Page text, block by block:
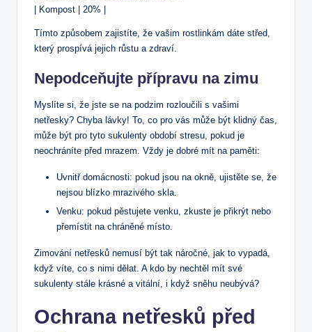
| Kompost | 20% |
Tímto způsobem zajistíte, že vašim rostlinkám dáte střed,
který prospívá jejich růstu a zdraví.
Nepodceňujte přípravu na zimu
Myslíte si, že jste se na podzim rozloučili s vašimi
netřesky? Chyba lávky! To, co pro vás může být klidný čas,
může být pro tyto sukulenty období stresu, pokud je
neochráníte před mrazem. Vždy je dobré mít na paměti:
Uvnitř domácnosti: pokud jsou na okně, ujistěte se, že
nejsou blízko mrazivého skla.
Venku: pokud pěstujete venku, zkuste je přikrýt nebo
přemístit na chráněné místo.
Zimování netřesků nemusí být tak náročné, jak to vypadá,
když víte, co s nimi dělat. A kdo by nechtěl mít své
sukulenty stále krásné a vitální, i když sněhu neubývá?
Ochrana netřesků před